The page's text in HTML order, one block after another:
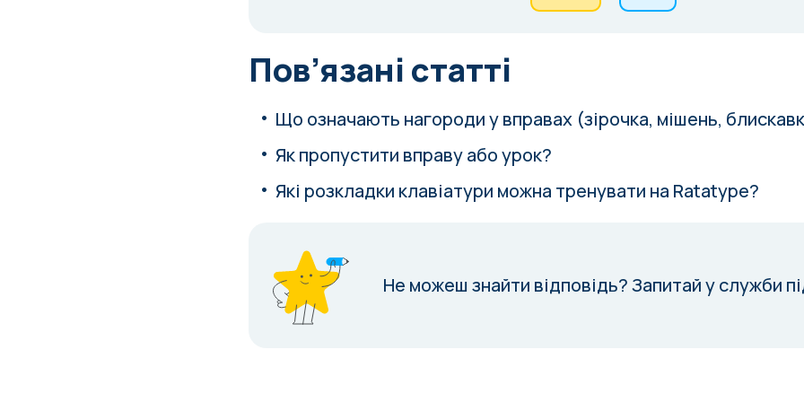
Пов’язані статті
Що означають нагороди у вправах (зірочка, мішень,
Як пропустити вправу або урок?
Які розкладки клавіатури можна тренувати на Ratatype?
Не можеш знайти відповідь?Запитай у служби